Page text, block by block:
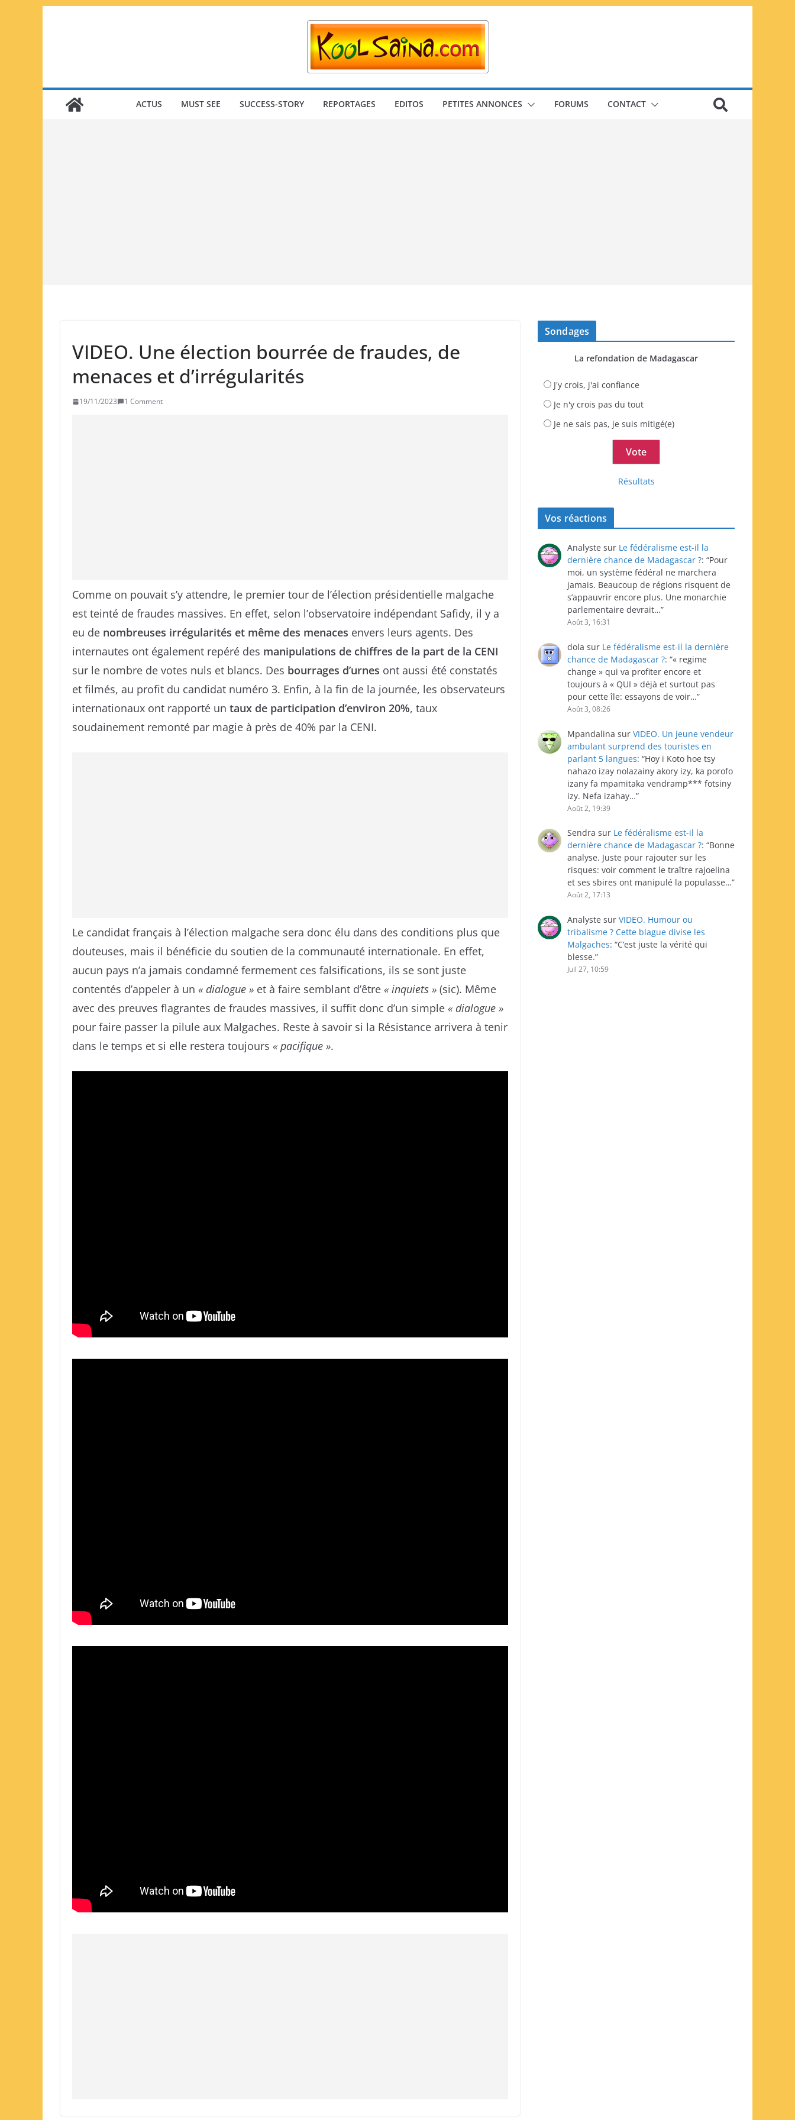
ACTUS MUST SEE SUCCESS-STORY REPORTAGES EDITOS PETITES ANNONCES FORUMS CONTACT
VIDEO. Une élection bourrée de fraudes, de
menaces et d’irrégularités
19/11/2023 1 Comment
Comme on pouvait s’y attendre, le premier tour de l’élection présidentielle malgache
est teinté de fraudes massives. En effet, selon l’observatoire indépendant Safidy, il y a
eu de nombreuses irrégularités et même des menaces envers leurs agents. Des
internautes ont également repéré des manipulations de chiffres de la part de la CENI
sur le nombre de votes nuls et blancs. Des bourrages d’urnes ont aussi été constatés
et filmés, au profit du candidat numéro 3. Enfin, à la fin de la journée, les observateurs
internationaux ont rapporté un taux de participation d’environ 20%, taux
soudainement remonté par magie à près de 40% par la CENI.
Le candidat français à l’élection malgache sera donc élu dans des conditions plus que
douteuses, mais il bénéficie du soutien de la communauté internationale. En effet,
aucun pays n’a jamais condamné fermement ces falsifications, ils se sont juste
contentés d’appeler à un « dialogue » et à faire semblant d’être « inquiets » (sic). Même
avec des preuves flagrantes de fraudes massives, il suffit donc d’un simple « dialogue »
pour faire passer la pilule aux Malgaches. Reste à savoir si la Résistance arrivera à tenir
dans le temps et si elle restera toujours « pacifique ».
Sondages
La refondation de Madagascar
J'y crois, j'ai confiance
Je n'y crois pas du tout
Je ne sais pas, je suis mitigé(e)
Résultats
Vos réactions
Analyste sur Le fédéralisme est-il la
dernière chance de Madagascar ?: “Pour
moi, un système fédéral ne marchera
jamais. Beaucoup de régions risquent de
s’appauvrir encore plus. Une monarchie
parlementaire devrait…”
Août 3, 16:31
dola sur Le fédéralisme est-il la dernière
chance de Madagascar ?: “« regime
change » qui va profiter encore et
toujours à « QUI » déjà et surtout pas
pour cette île: essayons de voir…”
Août 3, 08:26
Mpandalina sur VIDEO. Un jeune vendeur
ambulant surprend des touristes en
parlant 5 langues: “Hoy i Koto hoe tsy
nahazo izay nolazainy akory izy, ka porofo
izany fa mpamitaka vendramp*** fotsiny
izy. Nefa izahay…”
Août 2, 19:39
Sendra sur Le fédéralisme est-il la
dernière chance de Madagascar ?: “Bonne
analyse. Juste pour rajouter sur les
risques: voir comment le traître rajoelina
et ses sbires ont manipulé la populasse…”
Août 2, 17:13
Analyste sur VIDEO. Humour ou
tribalisme ? Cette blague divise les
Malgaches: “C’est juste la vérité qui
blesse.”
Juil 27, 10:59